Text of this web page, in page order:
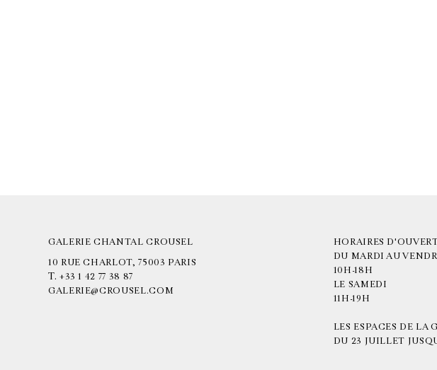
GALERIE CHANTAL CROUSEL
10 RUE CHARLOT, 75003 PARIS
T. +33 1 42 77 38 87
GALERIE@CROUSEL.COM
HORAIRES
DU MARDI AU
10H-18H
LE SAMEDI
11H-19H
LES ESPACES DE LA
DU 23 JUILLET